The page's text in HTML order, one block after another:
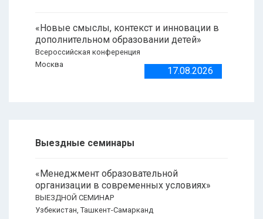
«Новые смыслы, контекст и инновации в
дополнительном образовании детей»
Всероссийская конференция
Москва
17.08.2026
Выездные семинары
«Менеджмент образовательной
организации в современных условиях»
ВЫЕЗДНОЙ СЕМИНАР
Узбекистан, Ташкент-Самарканд